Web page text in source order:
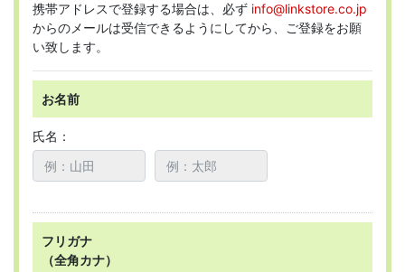
携帯アドレスで登録する場合は、必ず info@linkstore.co.jp
からのメールは受信できるようにしてから、ご登録をお願
い致します。
お名前
氏名：
フリガナ
（全角カナ）